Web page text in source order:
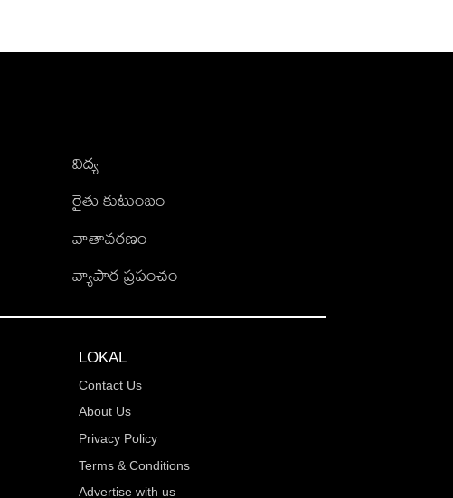
విద్య
రైతు కుటుంబం
వాతావరణం
వ్యాపార ప్రపంచం
LOKAL
Contact Us
About Us
Privacy Policy
Terms & Conditions
Advertise with us